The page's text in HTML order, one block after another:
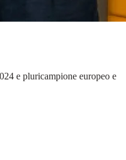
e pluricampione europeo e